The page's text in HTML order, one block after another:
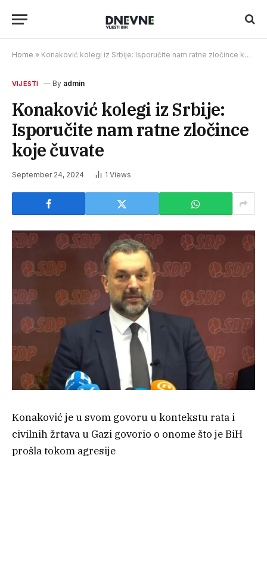
Home » Konaković kolegi iz Srbije: Isporučite nam ratne zločince koje čuvate
VIJESTI By admin
Konaković kolegi iz Srbije:
Isporučite nam ratne zločince
koje čuvate
September 24, 2024 1 Views
Konaković je u svom govoru u kontekstu rata i
civilnih žrtava u Gazi govorio o onome što je BiH
prošla tokom agresije